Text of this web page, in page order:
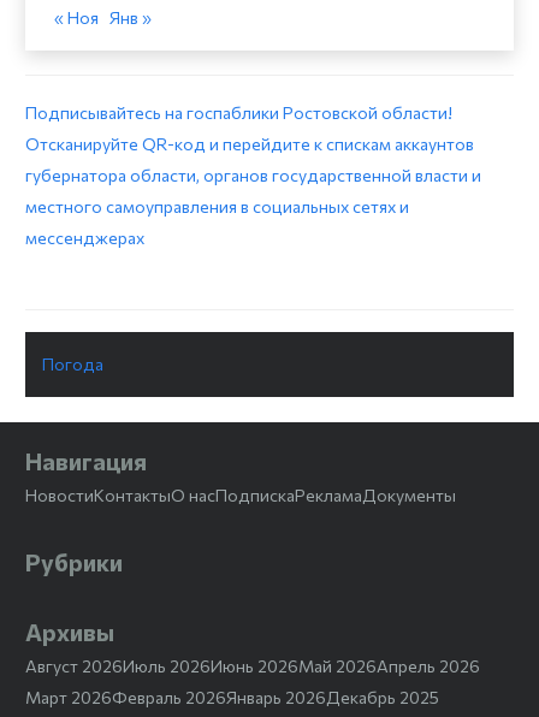
« Ноя Янв »
Подписывайтесь на госпаблики Ростовской области!
Отсканируйте QR-код и перейдите к спискам аккаунтов
губернатора области, органов государственной власти и
местного самоуправления в социальных сетях и
мессенджерах
Погода
Навигация
НовостиКонтактыО насПодпискаРекламаДокументы
Рубрики
Архивы
Август 2026Июль 2026Июнь 2026Май 2026Апрель 2026
Март 2026Февраль 2026Январь 2026Декабрь 2025